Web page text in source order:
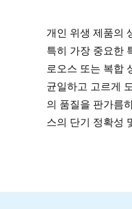
개인 위생 제품의
특히 가장 중요한
로오스 또는 복합
균일하고 고르게
의 품질을 판가름
스의 단기 정확성